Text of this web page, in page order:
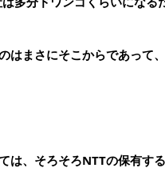
はまさにそこからであって
は、そろそろNTTの保有す